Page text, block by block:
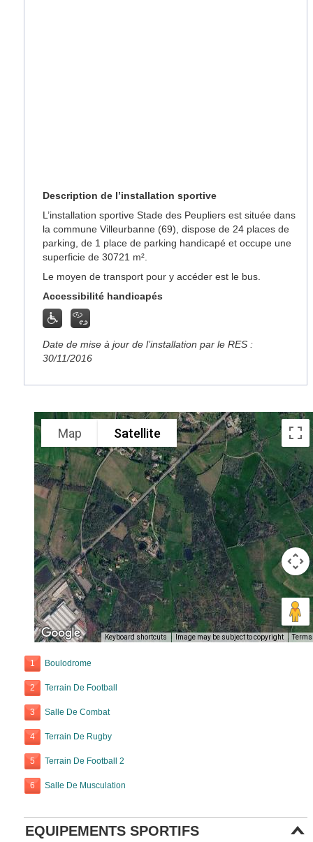
Description de l’installation sportive
L’installation sportive Stade des Peupliers est située dans
la commune Villeurbanne (69), dispose de 24 places de
parking, de 1 place de parking handicapé et occupe une
superficie de 30721 m².
Le moyen de transport pour y accéder est le bus.
Accessibilité handicapés
Date de mise à jour de l’installation par le RES :
30/11/2016
Map Satellite
Keyboard shortcuts Image may be subject to copyright Terms
1 Boulodrome
2 Terrain De Football
3 Salle De Combat
4 Terrain De Rugby
5 Terrain De Football 2
6 Salle De Musculation
EQUIPEMENTS SPORTIFS